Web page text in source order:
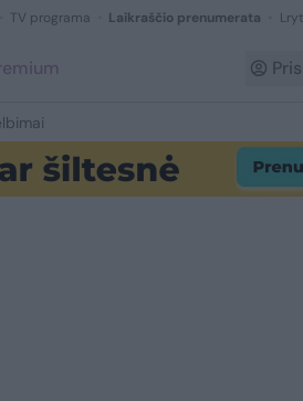
TV programa Laikraščio prenumerata